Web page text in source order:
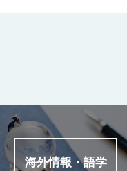
外情報・語学